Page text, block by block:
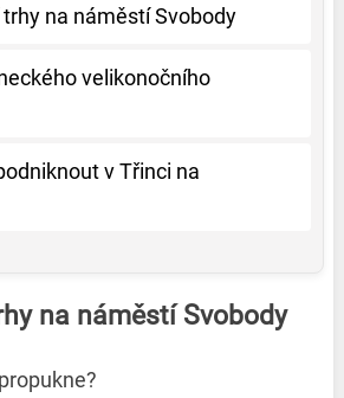
na náměstí Svobody
velikonočního
v Třinci na
na náměstí Svobody